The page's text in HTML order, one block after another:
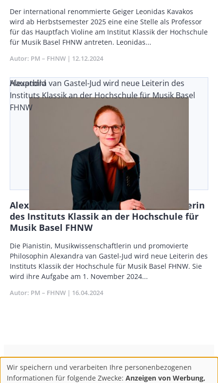
Body
Der international renommierte Geiger Leonidas Kavakos
wird ab Herbstsemester 2025 eine eine Stelle als Professor
für das Hauptfach Violine am Institut Klassik der Hochschule
für Musik Basel FHNW antreten. Leonidas...
Autor PM – FHNW Publikationsdatum
12.12.2024
Alexandra van Gastel-Jud wird neue Leiterin des
Instituts Klassik an der Hochschule für Musik Basel
FHNW
Hauptbild
Alexandra van Gastel-Jud wird neue Leiterin
des Instituts Klassik an der Hochschule für
Musik Basel FHNW
Body
Die Pianistin, Musikwissenschaftlerin und promovierte
Philosophin Alexandra van Gastel-Jud wird neue Leiterin des
Instituts Klassik der Hochschule für Musik Basel FHNW. Sie
wird ihre Aufgabe am 1. November 2024...
Autor PM – FHNW Publikationsdatum
16.04.2024
Footer
ConBrio Kulturmedienhaus AGB
Datenschutz
Impressum
Info & Kontakt
Use
Wir speichern und verarbeiten Ihre personenbezogenen
Informationen für folgende Zwecke: Anzeigen von Werbung,